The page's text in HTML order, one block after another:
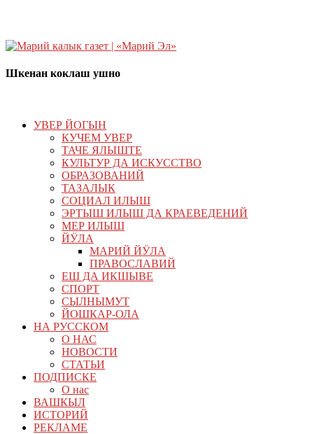
Шкенан коклаш ушно
УВЕР ЙОГЫН
КУЧЕМ УВЕР
ТАЧЕ ЯЛЫШТЕ
КУЛЬТУР ДА ИСКУССТВО
ОБРАЗОВАНИЙ
ТАЗАЛЫК
СОЦИАЛ ИЛЫШ
ЭРТЫШ ИЛЫШ ДА КРАЕВЕДЕНИЙ
МЕР ИЛЫШ
ЙӰЛА
МАРИЙ ЙӰЛА
ПРАВОСЛАВИЙ
ЕШ ДА ИКШЫВЕ
СПОРТ
СЫЛНЫМУТ
ЙОШКАР-ОЛА
НА РУССКОМ
О НАС
НОВОСТИ
СТАТЬИ
ПОДПИСКЕ
О нас
ВАШКЫЛ
ИСТОРИЙ
РЕКЛАМЕ